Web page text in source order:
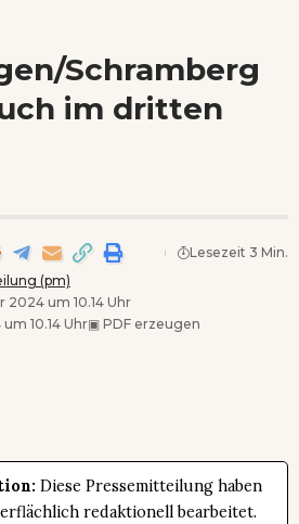
Schramberg
im dritten
(pm)
2024 um 10.14 Uhr
10.14 Uhr▣ PDF erzeugen
Lesezeit 3 Min.
Diese Pressemitteilung haben
redaktionell bearbeitet.